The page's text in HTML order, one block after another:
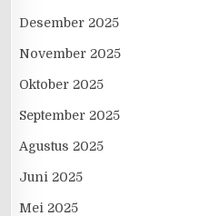
Desember 2025
November 2025
Oktober 2025
September 2025
Agustus 2025
Juni 2025
Mei 2025